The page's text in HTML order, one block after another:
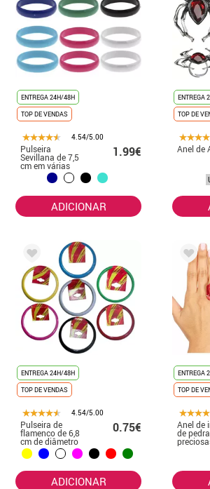
ENTREGA 24H/48H
TOP DE VENDAS
4.54/5.00
Pulseira
Sevillana de 7,5
cm em várias
1.99€
ADICIONAR
ENTREGA
TOP DE
Anel de
ENTREGA 24H/48H
TOP DE VENDAS
4.54/5.00
Pulseira de
flamenco de 6,8
cm de diâmetro
em várias cores
0.75€
ADICIONAR
ENTREGA
TOP DE
Anel de
de
cores